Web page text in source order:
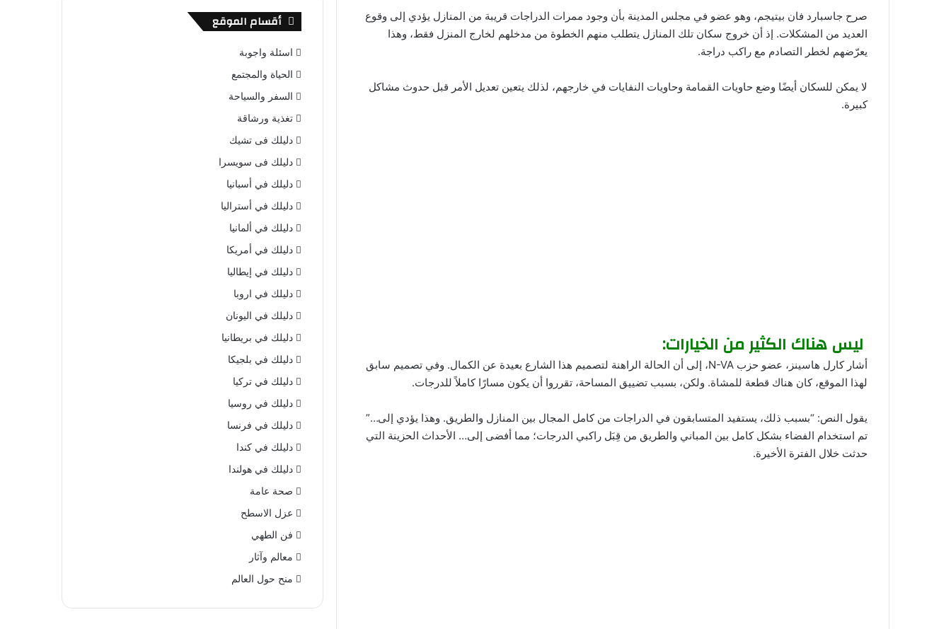
صرح جاسبارد فان بيتيجم، وهو عضو في مجلس المدينة بأن وجود ممرات الدراجات قريبة من المنازل يؤدي إلى وقوع
العديد من المشكلات. إذ أن خروج سكان تلك المنازل يتطلب منهم الخطوة من مدخلهم لخارج المنزل فقط، وهذا
يعرّضهم لخطر التصادم مع راكب دراجة.
لا يمكن للسكان أيضًا وضع حاويات القمامة وحاويات النفايات في خارجهم، لذلك يتعين تعديل الأمر قبل حدوث مشاكل
كبيرة.
ليس هناك الكثير من الخيارات:
أشار كارل هاسينز، عضو حزب N-VA، إلى أن الحالة الراهنة لتصميم هذا الشارع بعيدة عن الكمال. وفي تصميم سابق
لهذا الموقع، كان هناك قطعة للمشاة. ولكن، بسبب تضييق المساحة، تقرروا أن يكون مسارًا كاملاً للدرجات.
يقول النص: “بسبب ذلك، يستفيد المتسابقون في الدراجات من كامل المجال بين المنازل والطريق. وهذا يؤدي إلى…”
تم استخدام الفضاء بشكل كامل بين المباني والطريق من قِبَل راكبي الدرجات؛ مما أفضى إلى… الأحداث الحزينة التي
حدثت خلال الفترة الأخيرة.
أقسام الموقع
اسئلة واجوبة
الحياة والمجتمع
السفر والسياحة
تغذية ورشاقة
دليلك فى تشيك
دليلك فى سويسرا
دليلك في أسبانيا
دليلك في أستراليا
دليلك في ألمانيا
دليلك في أمريكا
دليلك في إيطاليا
دليلك في اروبا
دليلك في اليونان
دليلك في بريطانيا
دليلك في بلجيكا
دليلك في تركيا
دليلك في روسيا
دليلك في فرنسا
دليلك في كندا
دليلك في هولندا
صحة عامة
عزل الاسطح
فن الطهي
معالم وآثار
منح حول العالم